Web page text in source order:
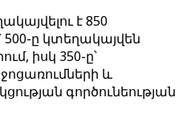
է 850
ը կտեղակայվեն
իսկ 350-ը՝
և
գործունեության